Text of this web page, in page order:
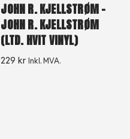
JOHN R. KJELLSTRØM –
JOHN R. KJELLSTRØM
(LTD. HVIT VINYL)
229kr Inkl. MVA.